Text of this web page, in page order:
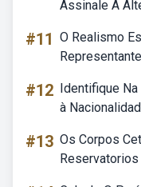
Assinale A
#11 O Realismo
#12 Identifique
à
#13 Os Corpos